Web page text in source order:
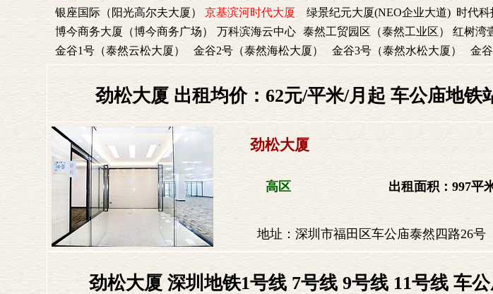
银座国际（阳光高尔夫大厦）
京基滨河时代大厦 绿景纪元大厦(NEO企业大道) 时代科
博今商务大厦（博今商务广场）
万科滨海云中心 泰然工贸园区（泰然工业区）
红树湾
金谷1号（泰然云松大厦）
金谷2号（泰然海松大厦） 金谷3号（泰然水松大厦） 金
劲松大厦 出租均价：62元/平米/月起 车公庙地铁
劲松大厦
高区 出租面积：997平
地址：深圳市福田区车公庙泰然四路26号
劲松大厦 深圳地铁1号线 7号线 9号线 11号线 车